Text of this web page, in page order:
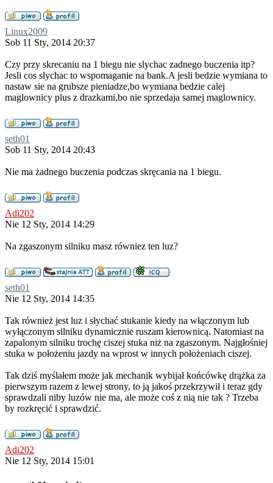
Linux2009
Sob 11 Sty, 2014 20:37
Czy przy skrecaniu na 1 biegu nie slychac zadnego buczenia itp?
Jesli cos slychac to wspomaganie na bank.A jesli bedzie wymiana to
nastaw sie na grubsze pieniadze,bo wymiana bedzie calej
maglownicy plus z drazkami,bo nie sprzedaja samej maglownicy.
seth01
Sob 11 Sty, 2014 20:43
Nie ma żadnego buczenia podczas skręcania na 1 biegu.
Adi202
Nie 12 Sty, 2014 14:29
Na zgaszonym silniku masz równiez ten luz?
seth01
Nie 12 Sty, 2014 14:35
Tak również jest luz i słychać stukanie kiedy na włączonym lub
wyłączonym silniku dynamicznie ruszam kierownicą. Natomiast na
zapalonym silniku trochę ciszej stuka niż na zgaszonym. Najgłośniej
stuka w położeniu jazdy na wprost w innych położeniach ciszej.
Tak dziś myślałem może jak mechanik wybijał końcówkę drążka za
pierwszym razem z lewej strony, to ją jakoś przekrzywił i teraz gdy
sprawdzali niby luzów nie ma, ale może coś z nią nie tak ? Trzeba
by rozkręcić i sprawdzić.
Adi202
Nie 12 Sty, 2014 15:01